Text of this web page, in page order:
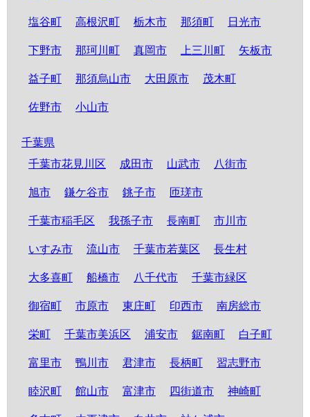
塩谷町 高根沢町 栃木市 那須町 日光市
下野市 那珂川町 真岡市 上三川町 矢板市
益子町 那須烏山市 大田原市 茂木町
佐野市 小山市
千葉県
千葉市花見川区
成田市 山武市 八街市
旭市 鎌ケ谷市 銚子市 匝瑳市
千葉市稲毛区 我孫子市 長南町 市川市
いすみ市 流山市 千葉市若葉区 長生村
大多喜町 船橋市 八千代市 千葉市緑区
御宿町 市原市 東庄町 印西市 南房総市
栄町 千葉市美浜区 浦安市 鋸南町 白子町
富里市 鴨川市 君津市 長柄町 習志野市
睦沢町 館山市 富津市 四街道市 神崎町